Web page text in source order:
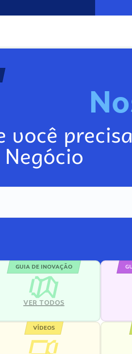
No
você precisa
GUIA DE INOVAÇÃO
VER TODOS
VÍDEOS